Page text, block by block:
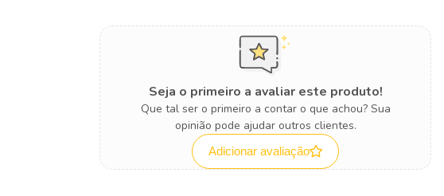
Seja o primeiro a avaliar este produto!
Que tal ser o primeiro a contar o que achou? Sua
opinião pode ajudar outros clientes.
Adicionar avaliação